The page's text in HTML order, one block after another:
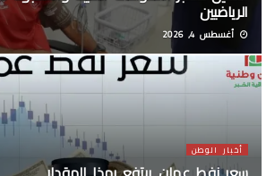
الرياضيين
أغسطس 4, 2026
أخبار الوطن